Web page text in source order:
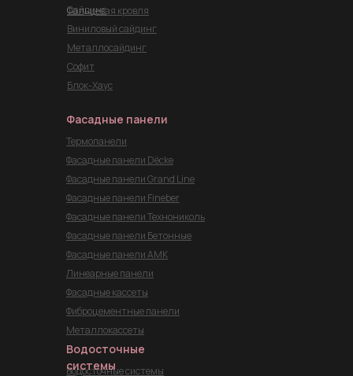
Фальцевая кровля
Сайдинг
Виниловый сайдинг
Металлосайдинг
Софит
Блок-Хаус
Фасадные панели
Термопанели
Фасадные панели Dёcke
Фасадные панели Grand Line
Фасадные панели Fineber
Фасадные панели Технониколь
Фасадные панели Бетонные
Фасадные панели АМК
Линеарные панели
Фасадные кассеты
Фиброцементные панели
Металлокассеты
Водосточные
системы
Водосточные системы